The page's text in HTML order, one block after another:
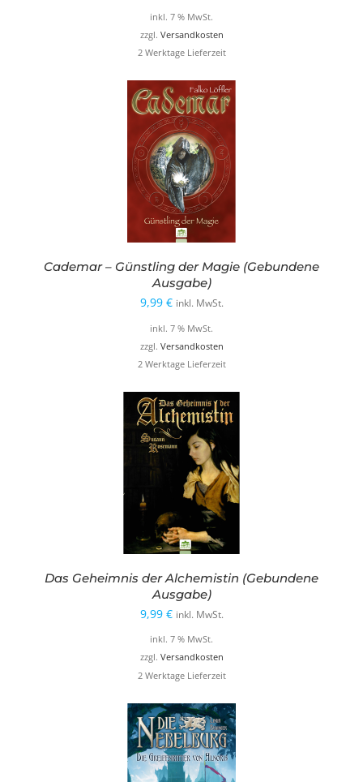
Preis
war:
19,98 €
Preis
ist:
14,99 €.
inkl. 7 % MwSt.
zzgl. Versandkosten
2 Werktage Lieferzeit
Cademar – Günstling der Magie (Gebundene
Ausgabe)
9,99 € inkl. MwSt.
inkl. 7 % MwSt.
zzgl. Versandkosten
2 Werktage Lieferzeit
Das Geheimnis der Alchemistin (Gebundene
Ausgabe)
9,99 € inkl. MwSt.
inkl. 7 % MwSt.
zzgl. Versandkosten
2 Werktage Lieferzeit